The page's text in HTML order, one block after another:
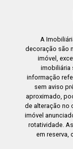
A
decoração são
imóvel,
imobiliária
informação
sem aviso
aproximado,
de alteração no
imóvel
rotatividade.
em reserva,